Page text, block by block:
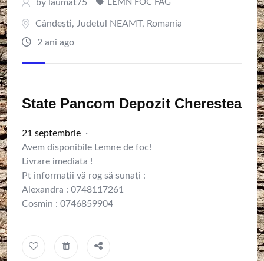
by laumat75 LEMN FOC FAG
Cândești, Judetul NEAMT, Romania
2 ani ago
State Pancom Depozit Cherestea
21 septembrie ·
Avem disponibile Lemne de foc!
Livrare imediata !
Pt informații vă rog să sunați :
Alexandra : 0748117261
Cosmin : 0746859904